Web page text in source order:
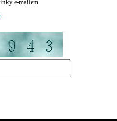
e-mailem